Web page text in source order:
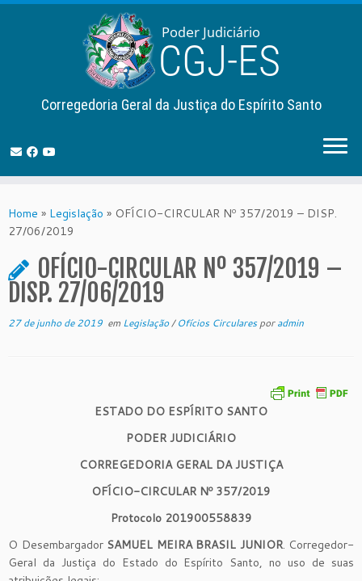
to
content
Corregedoria Geral da Justiça do Espírito Santo
Home » Legislação » OFÍCIO-CIRCULAR Nº 357/2019 – DISP.
27/06/2019
OFÍCIO-CIRCULAR Nº 357/2019 –
DISP. 27/06/2019
27 de junho de 2019 em Legislação/Ofícios Circularesporadmin
ESTADO DO ESPÍRITO SANTO
PODER JUDICIÁRIO
CORREGEDORIA GERAL DA JUSTIÇA
OFÍCIO-CIRCULAR Nº 357/2019
Protocolo 201900558839
O Desembargador SAMUEL MEIRA BRASIL JUNIOR. Corregedor-
Geral da Justiça do Estado do Espírito Santo, no uso de suas